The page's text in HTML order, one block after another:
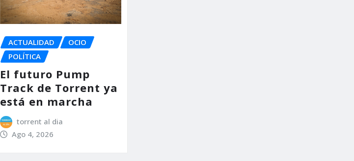
ACTUALIDAD
OCIO
POLÍTICA
El futuro Pump
Track de Torrent ya
está en marcha
torrent al dia
Ago 4, 2026